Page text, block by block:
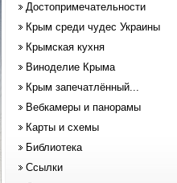
Достопримечательности
Крым среди чудес Украины
Крымская кухня
Виноделие Крыма
Крым запечатлённый...
Вебкамеры и панорамы
Карты и схемы
Библиотека
Ссылки